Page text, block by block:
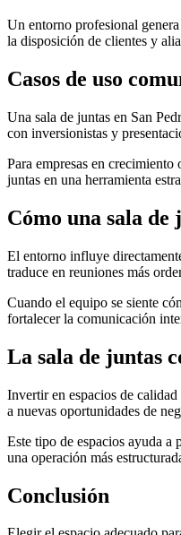
Un entorno profesional
la disposición de clientes y
Casos de uso
Una sala de juntas en San
con inversionistas y
Para empresas en
juntas en una herramienta
Cómo una sala
El entorno influye
traduce en reuniones más
Cuando el equipo se siente
fortalecer la comunicación
La sala de juntas
Invertir en espacios de
a nuevas oportunidades de
Este tipo de espacios ayuda a
una operación más
Conclusión